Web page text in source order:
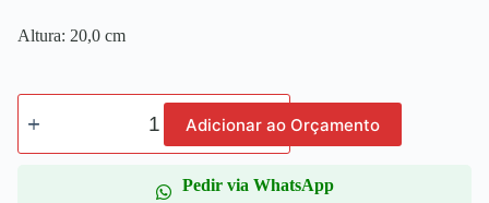
Altura: 20,0 cm
Adicionar ao Orçamento
Pedir via WhatsApp